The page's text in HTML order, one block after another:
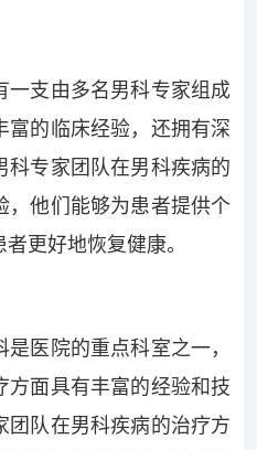
一支由多名男科专家组成
富的临床经验，还拥有深
科专家团队在男科疾病的
，他们能够为患者提供个
更好地恢复健康。
医院的重点科室之一，
方面具有丰富的经验和技
团队在男科疾病的治疗方